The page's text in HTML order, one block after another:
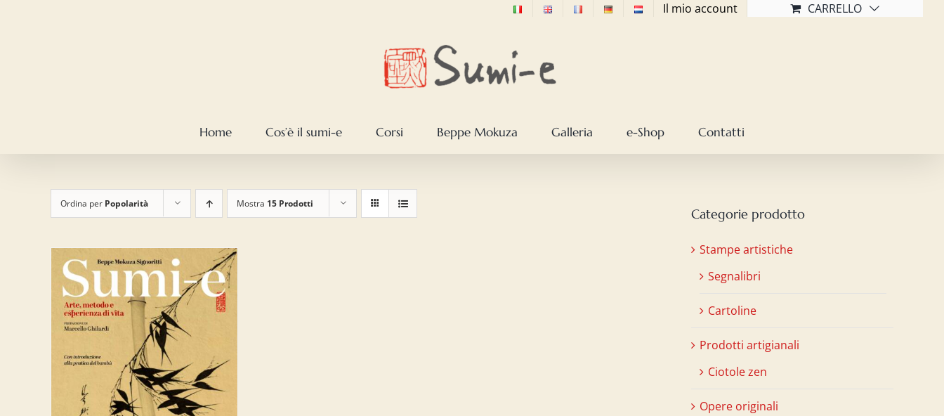
Il mio account CARRELLO
Home Cos’è il sumi-e Corsi Beppe Mokuza Galleria e-Shop Contatti
Ordina per Popolarità Mostra 15 Prodotti
Categorie prodotto
Stampe artistiche
Segnalibri
Cartoline
Prodotti artigianali
Ciotole zen
Opere originali